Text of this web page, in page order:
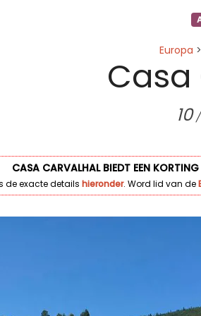
Europa >
10 /
CASA CARVALHAL BIEDT EEN
de exacte details hieronder. Word lid van de